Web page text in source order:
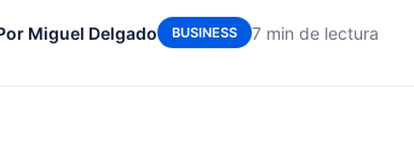
Miguel Delgado BUSINESS 7 min de lectura